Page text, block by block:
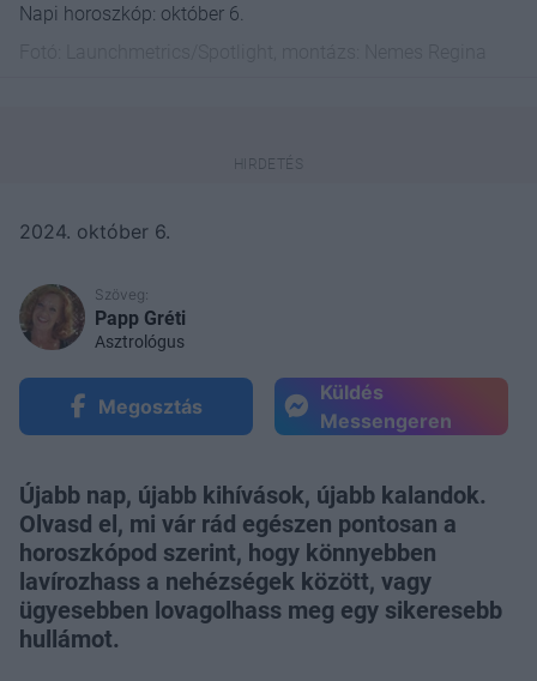
Napi horoszkóp: október 6.
2024. október 6.
Szöveg:
Papp Gréti
Asztrológus
Megosztás
Küldés
Messengeren
Újabb nap, újabb kihívások, újabb kalandok.
Olvasd el, mi vár rád egészen pontosan a
horoszkópod szerint, hogy könnyebben
lavírozhass a nehézségek között, vagy
ügyesebben lovagolhass meg egy sikeresebb
hullámot.